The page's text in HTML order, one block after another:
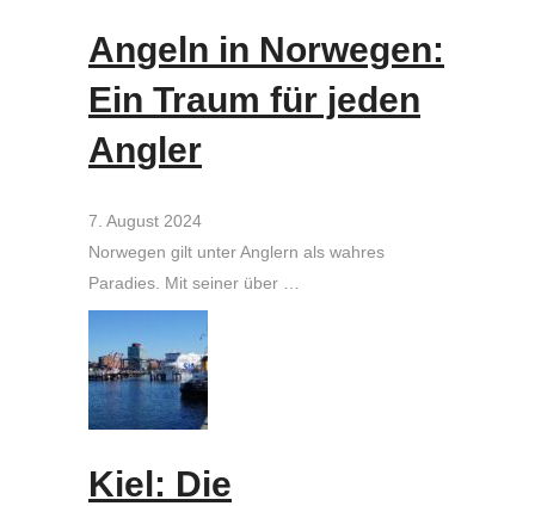
Angeln in Norwegen:
Ein Traum für jeden
Angler
7. August 2024
Norwegen gilt unter Anglern als wahres
Paradies. Mit seiner über …
Kiel: Die